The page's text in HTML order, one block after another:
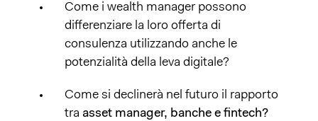
Come i wealth manager possono
differenziare la loro offerta di
consulenza utilizzando anche le
potenzialità della leva digitale?
Come si declinerà nel futuro il rapporto
traasset manager, banche e fintech?